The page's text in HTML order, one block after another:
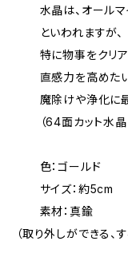
水晶は、オールマ
といわれますが、
特に物事をクリア
直感力を高めたい
魔除けや浄化に最
（64面カット水晶
色：ゴールド
サイズ：約5cm
素材：真鍮
（取り外しができる、